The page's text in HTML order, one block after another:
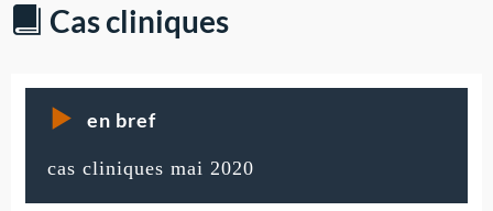
Cas cliniques
en bref
cas cliniques mai 2020